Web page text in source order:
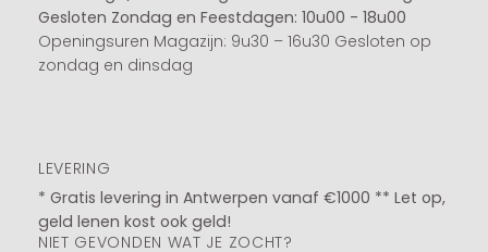
Gesloten Zondag en Feestdagen: 10u00 - 18u00
Openingsuren Magazijn: 9u30 – 16u30 Gesloten op
zondag en dinsdag
LEVERING
* Gratis levering in Antwerpen vanaf €1000 ** Let op,
geld lenen kost ook geld!
NIET GEVONDEN WAT JE ZOCHT?